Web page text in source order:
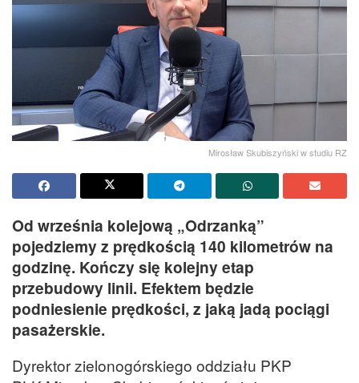
Mirosław Skubiszyński w studiu RZ
Od września kolejową „Odrzanką”
pojedziemy z prędkością 140 kilometrów na
godzinę. Kończy się kolejny etap
przebudowy linii. Efektem będzie
podniesienie prędkości, z jaką jadą pociągi
pasażerskie.
Dyrektor zielonogórskiego oddziału PKP